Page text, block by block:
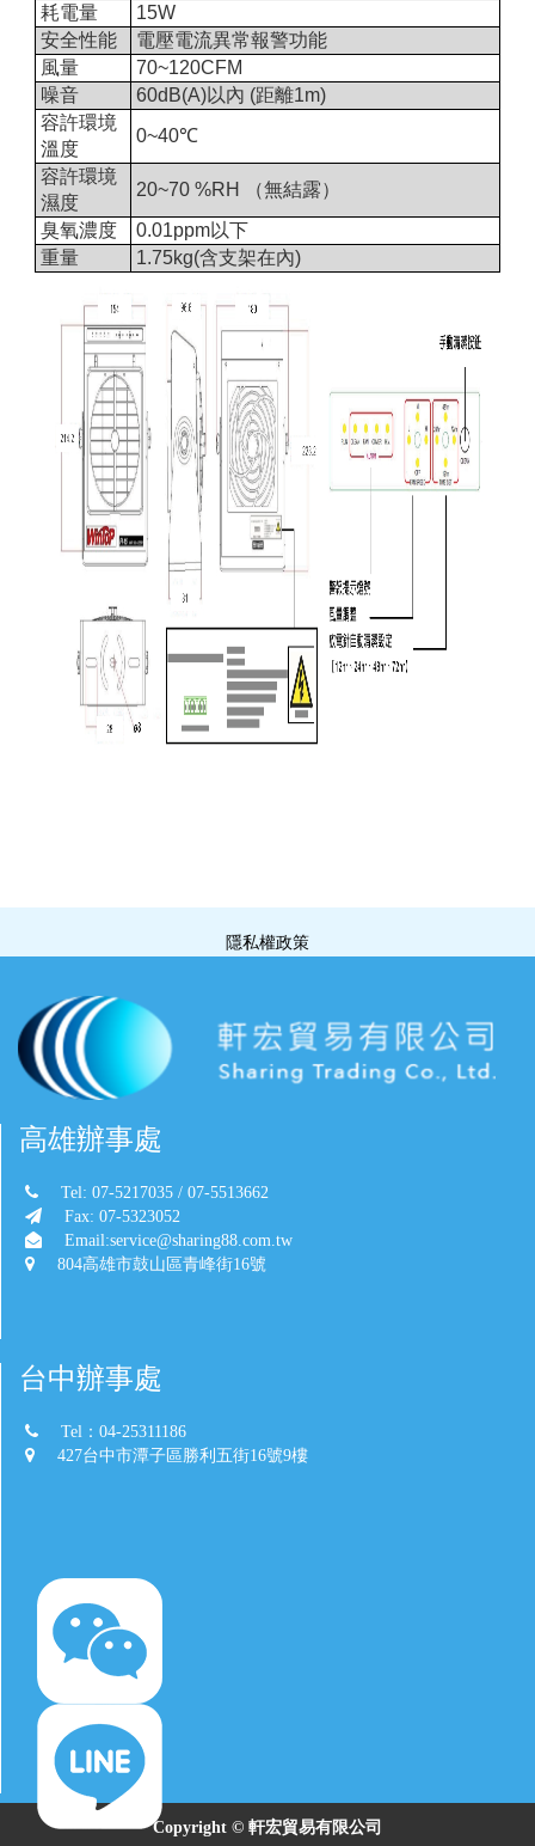
耗電量
15W
安全性能
電壓電流異常報警功能
風量
70~120CFM
噪音
60dB(A)以內 (距離1m)
容許環境
溫度
0~40℃
容許環境
濕度
20~70 %RH （無結露）
臭氧濃度
0.01ppm以下
重量
1.75kg(含支架在內)
隱私權政策
高雄辦事處
Tel: 07-5217035 / 07-5513662
Fax: 07-5323052
Email:service@sharing88.com.tw
804高雄市鼓山區青峰街16號
台中辦事處
Tel：04-25311186
427台中市潭子區勝利五街16號9樓
Copyright © 軒宏貿易有限公司